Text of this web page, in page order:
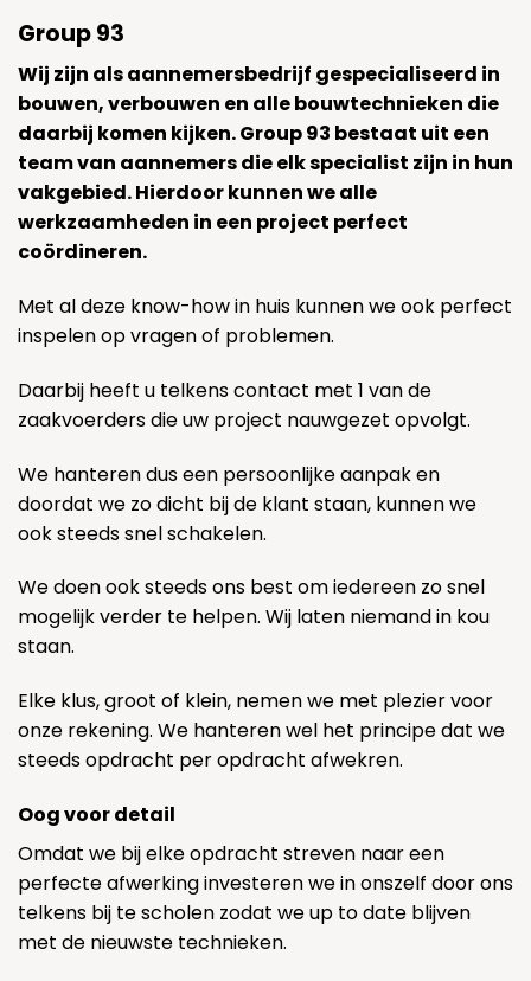
Group 93
Wij zijn als aannemersbedrijf gespecialiseerd in
bouwen, verbouwen en alle bouwtechnieken die
daarbij komen kijken. Group 93 bestaat uit een
team van aannemers die elk specialist zijn in hun
vakgebied. Hierdoor kunnen we alle
werkzaamheden in een project perfect
coördineren.
Met al deze know-how in huis kunnen we ook perfect
inspelen op vragen of problemen.
Daarbij heeft u telkens contact met 1 van de
zaakvoerders die uw project nauwgezet opvolgt.
We hanteren dus een persoonlijke aanpak en
doordat we zo dicht bij de klant staan, kunnen we
ook steeds snel schakelen.
We doen ook steeds ons best om iedereen zo snel
mogelijk verder te helpen. Wij laten niemand in kou
staan.
Elke klus, groot of klein, nemen we met plezier voor
onze rekening. We hanteren wel het principe dat we
steeds opdracht per opdracht afwekren.
Oog voor detail
Omdat we bij elke opdracht streven naar een
perfecte afwerking investeren we in onszelf door ons
telkens bij te scholen zodat we up to date blijven
met de nieuwste technieken.